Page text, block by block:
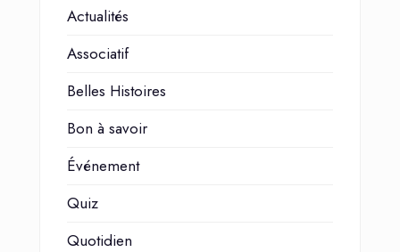
Actualités
Associatif
Belles Histoires
Bon à savoir
Événement
Quiz
Quotidien